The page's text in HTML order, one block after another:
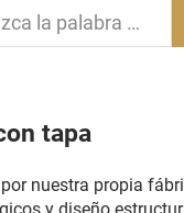
tapa
nuestra propia